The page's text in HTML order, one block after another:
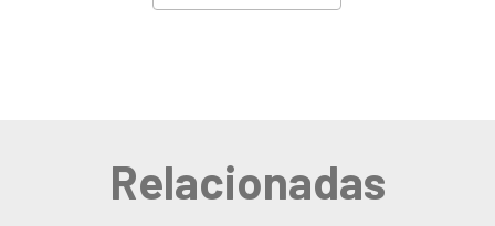
Relacionadas